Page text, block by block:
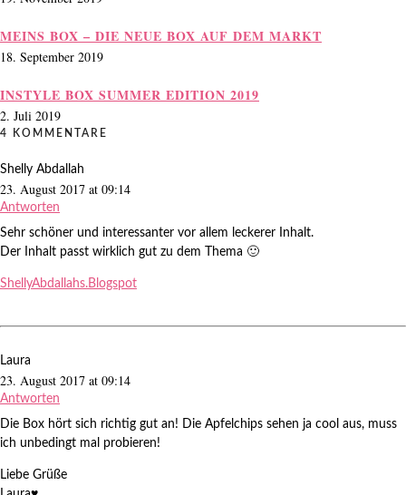
MEINS BOX – DIE NEUE BOX AUF DEM MARKT
18. September 2019
INSTYLE BOX SUMMER EDITION 2019
2. Juli 2019
4 KOMMENTARE
Shelly Abdallah
23. August 2017 at 09:14
Antworten
Sehr schöner und interessanter vor allem leckerer Inhalt.
Der Inhalt passt wirklich gut zu dem Thema 🙂
ShellyAbdallahs.Blogspot
Laura
23. August 2017 at 09:14
Antworten
Die Box hört sich richtig gut an! Die Apfelchips sehen ja cool aus, muss
ich unbedingt mal probieren!
Liebe Grüße